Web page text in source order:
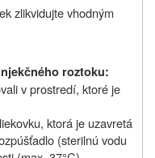
zlikvidujte vhodným
roztoku:
v prostredí, ktoré je
ktorá je uzavretá
(sterilnú vodu